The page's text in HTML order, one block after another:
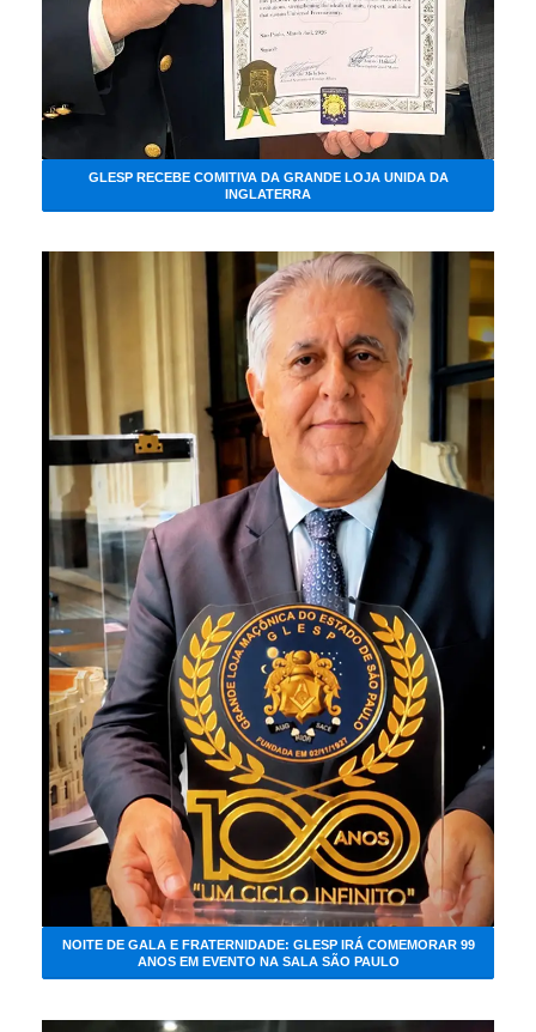
GLESP RECEBE COMITIVA DA GRANDE LOJA UNIDA DA
INGLATERRA
NOITE DE GALA E FRATERNIDADE: GLESP IRÁ COMEMORAR 99
ANOS EM EVENTO NA SALA SÃO PAULO